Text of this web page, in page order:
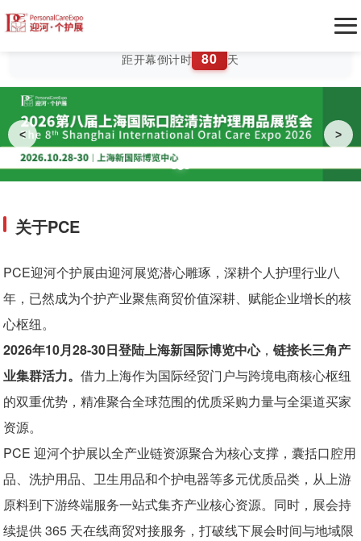
距开幕倒计时 80 天
展商入口
展会介绍
口腔用品展区
展商中心
申请参展
观众中心
加入社群
开品找货
交通指引
生态服务
环保展台搭建
广告合作
同期活动
往届同期活动
本届同期活动
新闻媒体
新闻资讯
合作媒体
照片直播
下载中心
联系我们
< >
关于PCE
PCE迎河个护展由迎河展览潜心雕琢，深耕个人护理行业八
年，已然成为个护产业聚焦商贸价值深耕、赋能企业增长的核
心枢纽。
2026年10月28-30日登陆上海新国际博览中心， 链接长三角产
业集群活力。 借力上海作为国际经贸门户与跨境电商核心枢纽
的双重优势，精准聚合全球范围的优质采购力量与全渠道买家
资源。
PCE 迎河个护展以全产业链资源聚合为核心支撑，囊括口腔用
品、洗护用品、卫生用品和个护电器等多元优质品类，从上游
原料到下游终端服务一站式集齐产业核心资源。同时，展会持
续提供 365 天在线商贸对接服务，打破线下展会时间与地域限